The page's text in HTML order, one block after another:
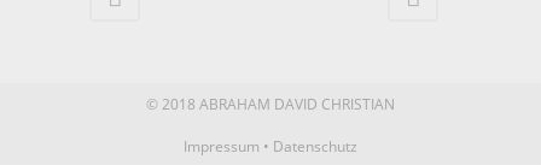
© 2018 ABRAHAM DAVID CHRISTIAN
Impressum • Datenschutz